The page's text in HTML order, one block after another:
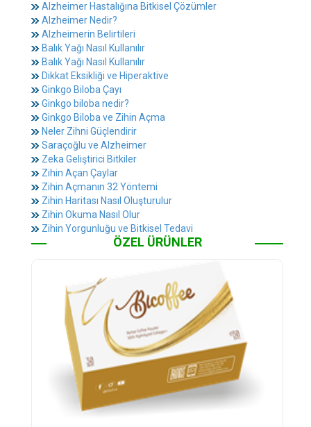
Alzheimer Hastalığına Bitkisel Çözümler
Alzheimer Nedir?
Alzheimerin Belirtileri
Balık Yağı Nasıl Kullanılır
Balık Yağı Nasıl Kullanılır
Dikkat Eksikliği ve Hiperaktive
Ginkgo Biloba Çayı
Ginkgo biloba nedir?
Ginkgo Biloba ve Zihin Açma
Neler Zihni Güçlendirir
Saraçoğlu ve Alzheimer
Zeka Geliştirici Bitkiler
Zihin Açan Çaylar
Zihin Açmanın 32 Yöntemi
Zihin Haritası Nasıl Oluşturulur
Zihin Okuma Nasıl Olur
Zihin Yorgunluğu ve Bitkisel Tedavi
ÖZEL ÜRÜNLER